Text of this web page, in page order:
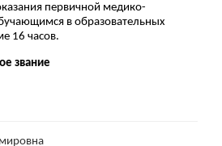
первичной медико-
в образовательных
16 часов.
звание